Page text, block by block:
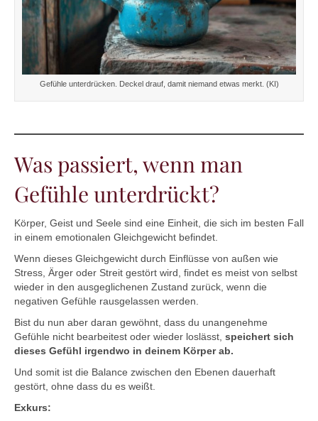
Gefühle unterdrücken. Deckel drauf, damit niemand etwas merkt. (KI)
Was passiert, wenn man
Gefühle unterdrückt?
Körper, Geist und Seele sind eine Einheit, die sich im besten Fall
in einem emotionalen Gleichgewicht befindet.
Wenn dieses Gleichgewicht durch Einflüsse von außen wie
Stress, Ärger oder Streit gestört wird, findet es meist von selbst
wieder in den ausgeglichenen Zustand zurück, wenn die
negativen Gefühle rausgelassen werden.
Bist du nun aber daran gewöhnt, dass du unangenehme
Gefühle nicht bearbeitest oder wieder loslässt, speichert sich
dieses Gefühl irgendwo in deinem Körper ab.
Und somit ist die Balance zwischen den Ebenen dauerhaft
gestört, ohne dass du es weißt.
Exkurs: